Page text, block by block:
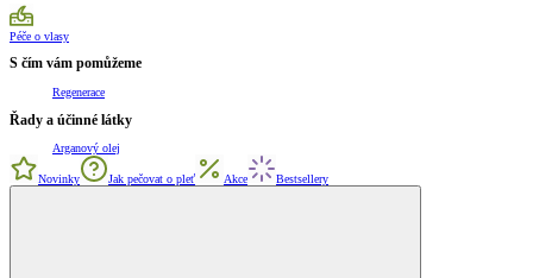
Péče o vlasy
S čím vám pomůžeme
Regenerace
Řady a účinné látky
Arganový olej
Novinky Jak pečovat o pleť Akce Bestsellery